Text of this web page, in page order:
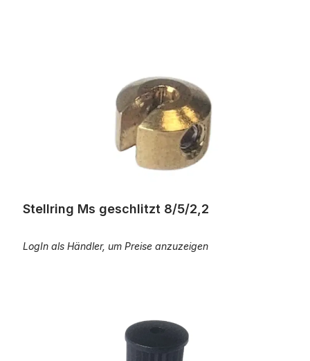
Stellring Ms geschlitzt 8/5/2,2
LogIn als Händler, um Preise anzuzeigen